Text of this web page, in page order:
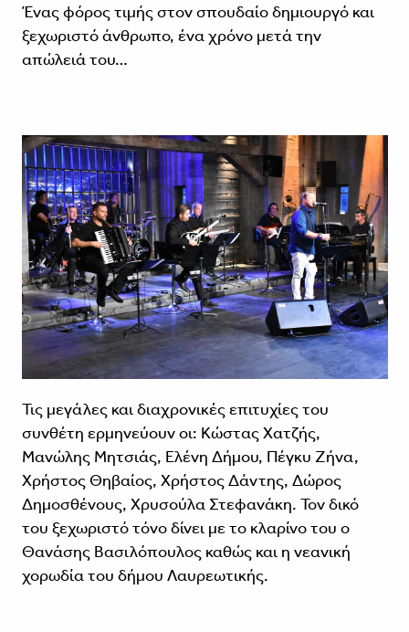
Ένας φόρος τιμής στον σπουδαίο δημιουργό και
ξεχωριστό άνθρωπο, ένα χρόνο μετά την
απώλειά του…
Τις μεγάλες και διαχρονικές επιτυχίες του
συνθέτη ερμηνεύουν οι: Κώστας Χατζής,
Μανώλης Μητσιάς, Ελένη Δήμου, Πέγκυ Ζήνα,
Χρήστος Θηβαίος, Χρήστος Δάντης, Δώρος
Δημοσθένους, Χρυσούλα Στεφανάκη. Τον δικό
του ξεχωριστό τόνο δίνει με το κλαρίνο του ο
Θανάσης Βασιλόπουλος καθώς και η νεανική
χορωδία του δήμου Λαυρεωτικής.